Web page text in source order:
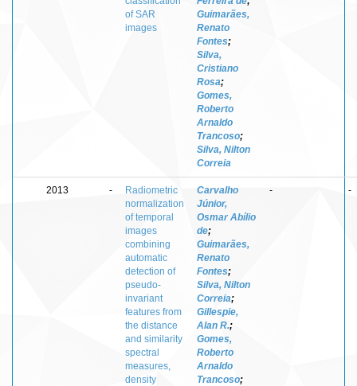
of SAR
images
Guimarães,
Renato
Fontes;
Silva,
Cristiano
Rosa;
Gomes,
Roberto
Arnaldo
Trancoso;
Silva, Nilton
Correia
2013 -
Radiometric
normalization
of temporal
images
combining
automatic
detection of
pseudo-
invariant
features from
the distance
and similarity
spectral
measures,
density
Carvalho
Júnior,
Osmar Abílio
de;
Guimarães,
Renato
Fontes;
Silva, Nilton
Correia;
Gillespie,
Alan R.;
Gomes,
Roberto
Arnaldo
Trancoso;
- -